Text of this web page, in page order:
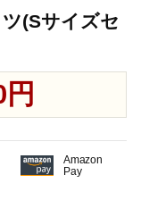
(Sサイズセ
Amazon
Pay